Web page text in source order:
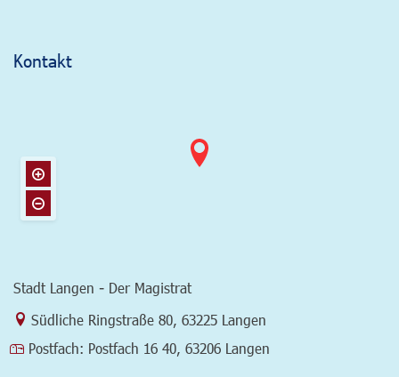
Kontakt
Stadt Langen - Der Magistrat
Link zur Google-Maps Navigation
Südliche Ringstraße 80 63225 Langen
Postfach: Postfach 16 40, 63206 Langen